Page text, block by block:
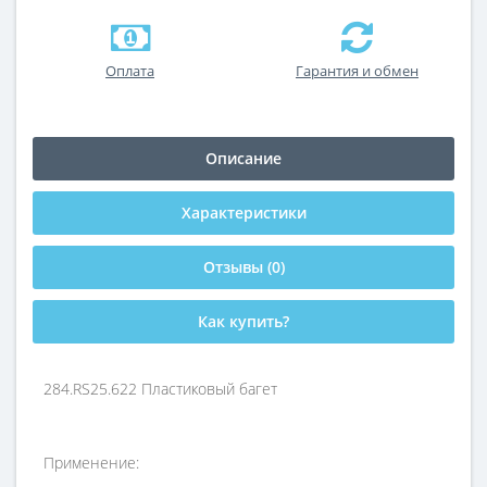
Оплата Гарантия и обмен
Описание
Характеристики
Отзывы (0)
Как купить?
284.RS25.622 Пластиковый багет
Применение: